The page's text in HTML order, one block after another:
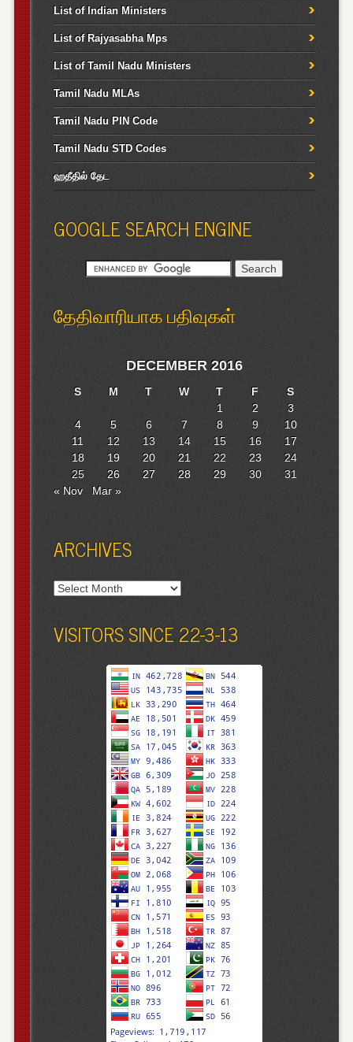
List of Indian Ministers
List of Rajyasabha Mps
List of Tamil Nadu Ministers
Tamil Nadu MLAs
Tamil Nadu PIN Code
Tamil Nadu STD Codes
ஹதீதில் தேட
GOOGLE SEARCH ENGINE
தேதிவாரியாக பதிவுகள்
DECEMBER 2016
S M T W T F
S
1
2
3
4
5 6 7 8 9
10
11
12 13 14 15 16
17
18
19 20 21 22 23
24
25
26 27 28 29 30
31
« Nov
Mar »
ARCHIVES
Archives
VISITORS SINCE 22-3-13